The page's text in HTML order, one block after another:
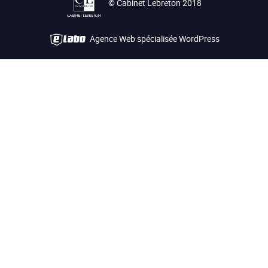
© Cabinet Lebreton 2018
Agence Web spécialisée WordPress